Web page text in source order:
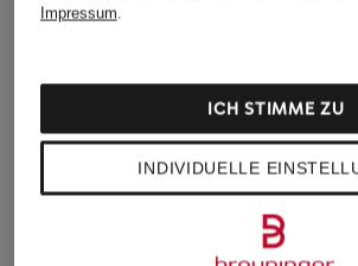
PEGADOR
Impressum.
INDIVIDUELLE
ICH STIMME ZU